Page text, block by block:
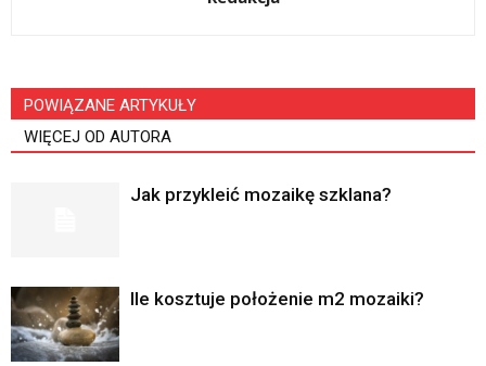
POWIĄZANE ARTYKUŁY
WIĘCEJ OD AUTORA
Jak przykleić mozaikę szklana?
Ile kosztuje położenie m2 mozaiki?